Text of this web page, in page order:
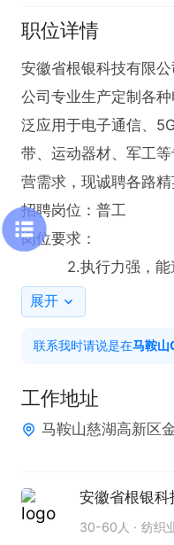
职位详情
安徽省根银科技有限
公司专业生产定制各
泛应用于电子通信、
带、运动器材、军工
营需求，现诚聘各路精
招聘岗位：普工
岗位要求：
2.执行力强，
3.能尽职尽责完
           相处。
2.公司提供各
3.为员工缴
4.创造快速晋
展开
联系我时请说是在马鞍山
工作地址
马鞍山慈湖高新区
安徽省根银科
30-60人 纺织